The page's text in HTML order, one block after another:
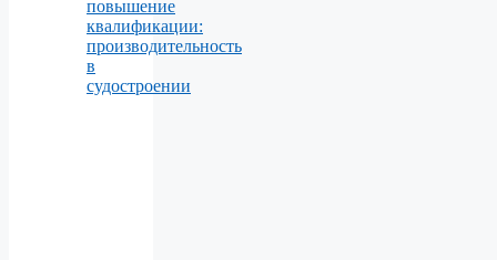
повышение
квалификации:
производительность
в
судостроении